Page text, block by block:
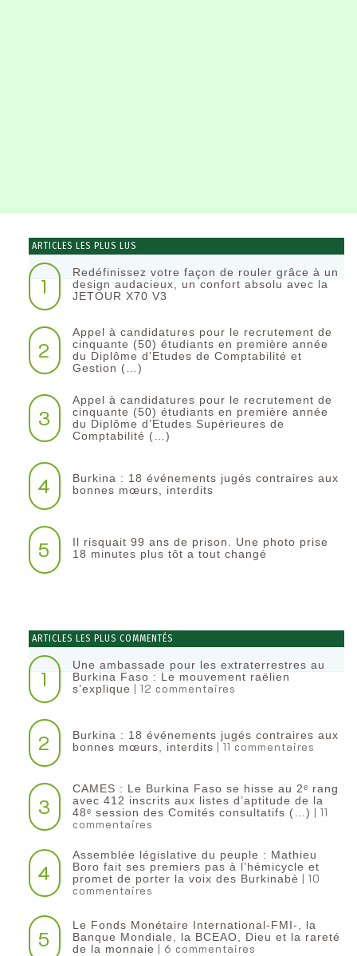
ARTICLES LES PLUS LUS
1
Redéfinissez votre façon de rouler grâce à un
design audacieux, un confort absolu avec la
JETOUR X70 V3
2
Appel à candidatures pour le recrutement de
cinquante (50) étudiants en première année
du Diplôme d’Etudes de Comptabilité et
Gestion (…)
3
Appel à candidatures pour le recrutement de
cinquante (50) étudiants en première année
du Diplôme d’Etudes Supérieures de
Comptabilité (…)
4
Burkina : 18 événements jugés contraires aux
bonnes mœurs, interdits
5
Il risquait 99 ans de prison. Une photo prise
18 minutes plus tôt a tout changé
ARTICLES LES PLUS COMMENTÉS
1
Une ambassade pour les extraterrestres au
Burkina Faso : Le mouvement raëlien
s’explique | 12 commentaires
2
Burkina : 18 événements jugés contraires aux
bonnes mœurs, interdits | 11 commentaires
3
CAMES : Le Burkina Faso se hisse au 2ᵉ rang
avec 412 inscrits aux listes d’aptitude de la
48ᵉ session des Comités consultatifs (…) | 11
commentaires
4
Assemblée législative du peuple : Mathieu
Boro fait ses premiers pas à l’hémicycle et
promet de porter la voix des Burkinabè | 10
commentaires
5
Le Fonds Monétaire International-FMI-, la
Banque Mondiale, la BCEAO, Dieu et la rareté
de la monnaie | 6 commentaires